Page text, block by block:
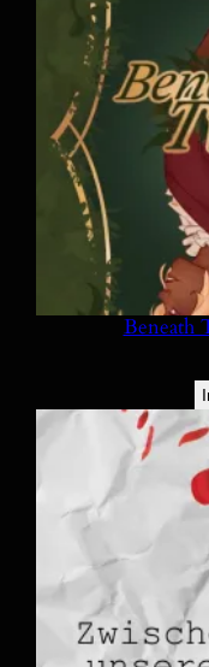
Beneath